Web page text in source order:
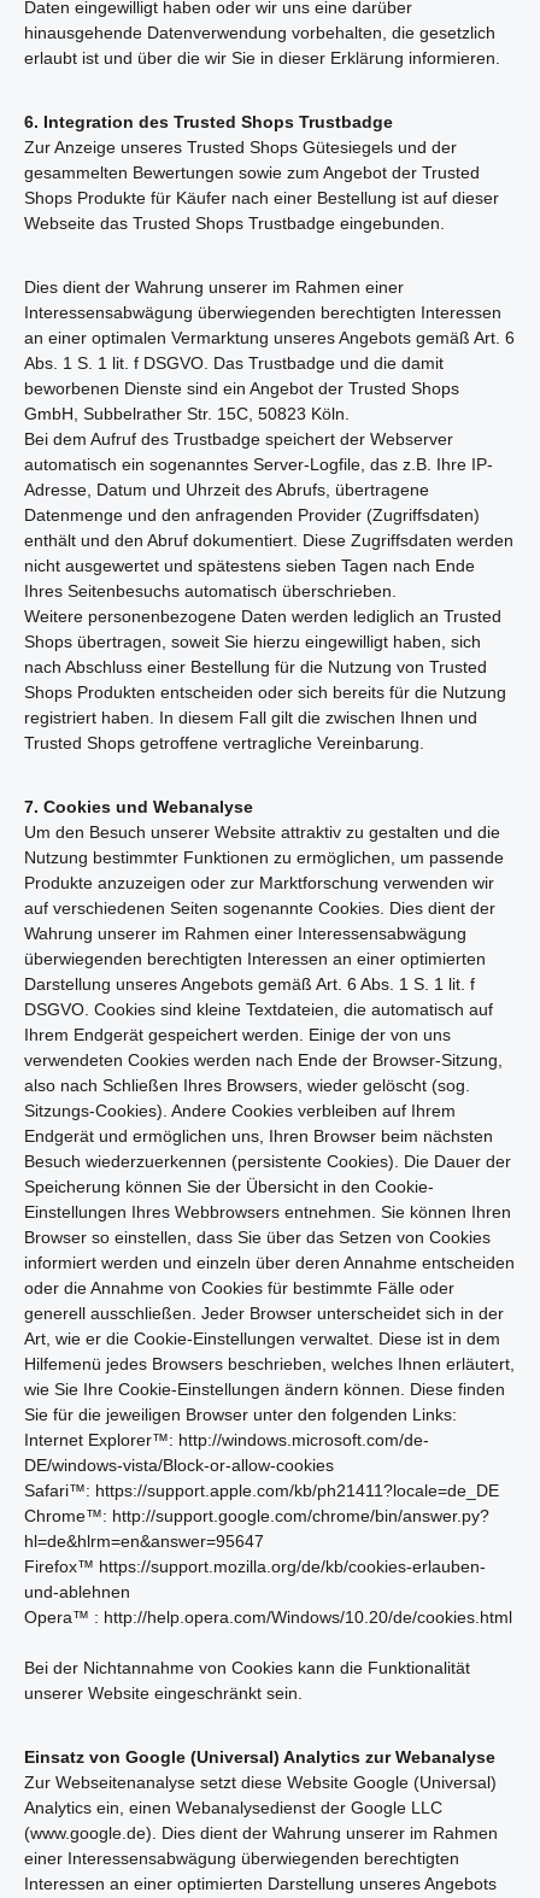
Daten eingewilligt haben oder wir uns eine darüber
hinausgehende Datenverwendung vorbehalten, die gesetzlich
erlaubt ist und über die wir Sie in dieser Erklärung informieren.
6. Integration des Trusted Shops Trustbadge
Zur Anzeige unseres Trusted Shops Gütesiegels und der
gesammelten Bewertungen sowie zum Angebot der Trusted
Shops Produkte für Käufer nach einer Bestellung ist auf dieser
Webseite das Trusted Shops Trustbadge eingebunden.
Dies dient der Wahrung unserer im Rahmen einer
Interessensabwägung überwiegenden berechtigten Interessen
an einer optimalen Vermarktung unseres Angebots gemäß Art. 6
Abs. 1 S. 1 lit. f DSGVO. Das Trustbadge und die damit
beworbenen Dienste sind ein Angebot der Trusted Shops
GmbH, Subbelrather Str. 15C, 50823 Köln.
Bei dem Aufruf des Trustbadge speichert der Webserver
automatisch ein sogenanntes Server-Logfile, das z.B. Ihre IP-
Adresse, Datum und Uhrzeit des Abrufs, übertragene
Datenmenge und den anfragenden Provider (Zugriffsdaten)
enthält und den Abruf dokumentiert. Diese Zugriffsdaten werden
nicht ausgewertet und spätestens sieben Tagen nach Ende
Ihres Seitenbesuchs automatisch überschrieben.
Weitere personenbezogene Daten werden lediglich an Trusted
Shops übertragen, soweit Sie hierzu eingewilligt haben, sich
nach Abschluss einer Bestellung für die Nutzung von Trusted
Shops Produkten entscheiden oder sich bereits für die Nutzung
registriert haben. In diesem Fall gilt die zwischen Ihnen und
Trusted Shops getroffene vertragliche Vereinbarung.
7. Cookies und Webanalyse
Um den Besuch unserer Website attraktiv zu gestalten und die
Nutzung bestimmter Funktionen zu ermöglichen, um passende
Produkte anzuzeigen oder zur Marktforschung verwenden wir
auf verschiedenen Seiten sogenannte Cookies. Dies dient der
Wahrung unserer im Rahmen einer Interessensabwägung
überwiegenden berechtigten Interessen an einer optimierten
Darstellung unseres Angebots gemäß Art. 6 Abs. 1 S. 1 lit. f
DSGVO. Cookies sind kleine Textdateien, die automatisch auf
Ihrem Endgerät gespeichert werden. Einige der von uns
verwendeten Cookies werden nach Ende der Browser-Sitzung,
also nach Schließen Ihres Browsers, wieder gelöscht (sog.
Sitzungs-Cookies). Andere Cookies verbleiben auf Ihrem
Endgerät und ermöglichen uns, Ihren Browser beim nächsten
Besuch wiederzuerkennen (persistente Cookies). Die Dauer der
Speicherung können Sie der Übersicht in den Cookie-
Einstellungen Ihres Webbrowsers entnehmen. Sie können Ihren
Browser so einstellen, dass Sie über das Setzen von Cookies
informiert werden und einzeln über deren Annahme entscheiden
oder die Annahme von Cookies für bestimmte Fälle oder
generell ausschließen. Jeder Browser unterscheidet sich in der
Art, wie er die Cookie-Einstellungen verwaltet. Diese ist in dem
Hilfemenü jedes Browsers beschrieben, welches Ihnen erläutert,
wie Sie Ihre Cookie-Einstellungen ändern können. Diese finden
Sie für die jeweiligen Browser unter den folgenden Links:
Internet Explorer™: http://windows.microsoft.com/de-
DE/windows-vista/Block-or-allow-cookies
Safari™: https://support.apple.com/kb/ph21411?locale=de_DE
Chrome™: http://support.google.com/chrome/bin/answer.py?
hl=de&hlrm=en&answer=95647
Firefox™ https://support.mozilla.org/de/kb/cookies-erlauben-
und-ablehnen
Opera™ : http://help.opera.com/Windows/10.20/de/cookies.html
Bei der Nichtannahme von Cookies kann die Funktionalität
unserer Website eingeschränkt sein.
Einsatz von Google (Universal) Analytics zur Webanalyse
Zur Webseitenanalyse setzt diese Website Google (Universal)
Analytics ein, einen Webanalysedienst der Google LLC
(www.google.de). Dies dient der Wahrung unserer im Rahmen
einer Interessensabwägung überwiegenden berechtigten
Interessen an einer optimierten Darstellung unseres Angebots